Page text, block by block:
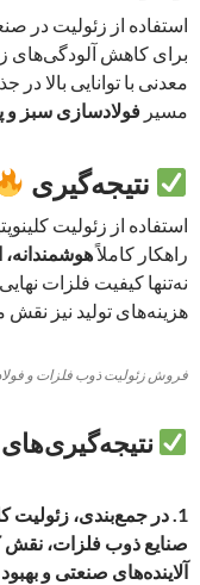
استفاده از زئولیت در
برای کاهش آلودگی‌های
معدنی با توانایی بالا
مسیر فولادسازی سبز و
نتیجه‌گیری
راهکار کاملاً
نه‌تنها کیفیت فلزات
هزینه‌های تولید نیز
فروش زئولیت ذوب فلزات و
1. در جمع‌بندی، زئولیت
صنایع ذوب فلزات،
آلاینده‌های صنعتی و